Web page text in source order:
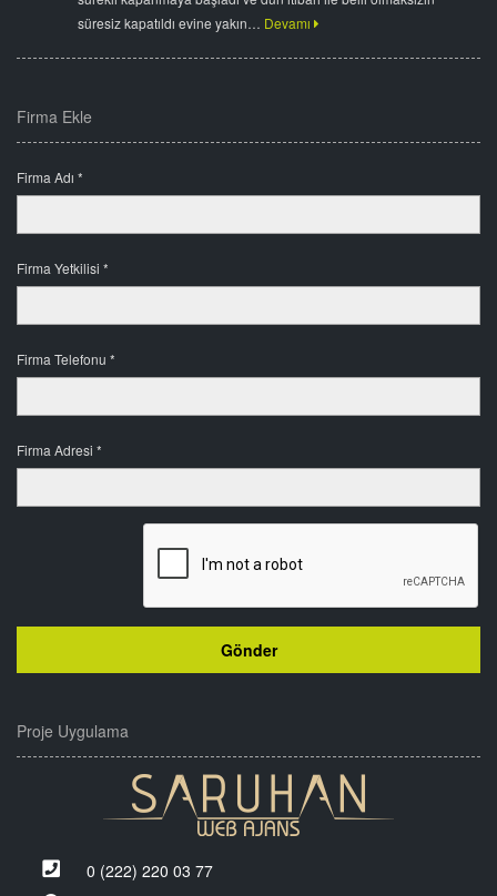
süresiz kapatıldı evine yakın… Devamı
Firma Ekle
Firma Adı *
Firma Yetkilisi *
Firma Telefonu *
Firma Adresi *
Proje Uygulama
0 (222) 220 03 77